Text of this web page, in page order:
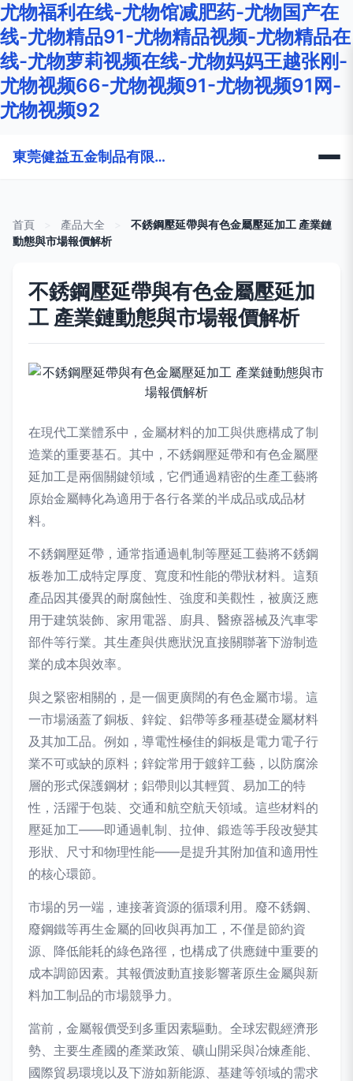
尤物福利在线-尤物馆减肥药-尤物国产在
线-尤物精品91-尤物精品视频-尤物精品在
线-尤物萝莉视频在线-尤物妈妈王越张刚-
尤物视频66-尤物视频91-尤物视频91网-
尤物视频92
東莞健益五金制品有限公司
首頁 產品大全
不銹鋼壓延帶與有色金屬壓延加工 產業鏈
動態與市場報價解析
不銹鋼壓延帶與有色金屬壓延加
工 產業鏈動態與市場報價解析
在現代工業體系中，金屬材料的加工與供應構成了制
造業的重要基石。其中，不銹鋼壓延帶和有色金屬壓
延加工是兩個關鍵領域，它們通過精密的生產工藝將
原始金屬轉化為適用于各行各業的半成品或成品材
料。
不銹鋼壓延帶，通常指通過軋制等壓延工藝將不銹鋼
板卷加工成特定厚度、寬度和性能的帶狀材料。這類
產品因其優異的耐腐蝕性、強度和美觀性，被廣泛應
用于建筑裝飾、家用電器、廚具、醫療器械及汽車零
部件等行業。其生產與供應狀況直接關聯著下游制造
業的成本與效率。
與之緊密相關的，是一個更廣闊的有色金屬市場。這
一市場涵蓋了銅板、鋅錠、鋁帶等多種基礎金屬材料
及其加工品。例如，導電性極佳的銅板是電力電子行
業不可或缺的原料；鋅錠常用于鍍鋅工藝，以防腐涂
層的形式保護鋼材；鋁帶則以其輕質、易加工的特
性，活躍于包裝、交通和航空航天領域。這些材料的
壓延加工——即通過軋制、拉伸、鍛造等手段改變其
形狀、尺寸和物理性能——是提升其附加值和適用性
的核心環節。
市場的另一端，連接著資源的循環利用。廢不銹鋼、
廢鋼鐵等再生金屬的回收與再加工，不僅是節約資
源、降低能耗的綠色路徑，也構成了供應鏈中重要的
成本調節因素。其報價波動直接影響著原生金屬與新
料加工制品的市場競爭力。
當前，金屬報價受到多重因素驅動。全球宏觀經濟形
勢、主要生產國的產業政策、礦山開采與冶煉產能、
國際貿易環境以及下游如新能源、基建等領域的需求